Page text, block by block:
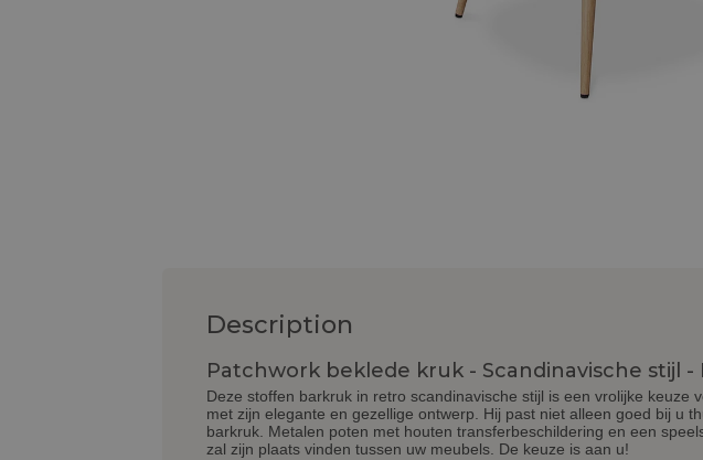
Description
Patchwork beklede kruk - Scandinavische stijl -
Deze stoffen barkruk in retro scandinavische stijl is een vrolijke
met zijn elegante en gezellige ontwerp. Hij past niet alleen goed bij u
barkruk. Metalen poten met houten transferbeschildering en een
zal zijn plaats vinden tussen uw meubels. De keuze is aan u!